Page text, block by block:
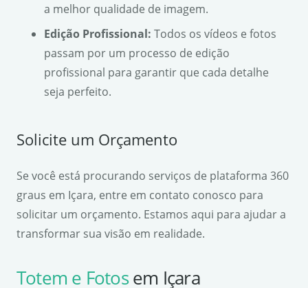
a melhor qualidade de imagem.
Edição Profissional: Todos os vídeos e fotos
passam por um processo de edição
profissional para garantir que cada detalhe
seja perfeito.
Solicite um Orçamento
Se você está procurando serviços de plataforma 360
graus em Içara, entre em contato conosco para
solicitar um orçamento. Estamos aqui para ajudar a
transformar sua visão em realidade.
Totem e Fotosem Içara